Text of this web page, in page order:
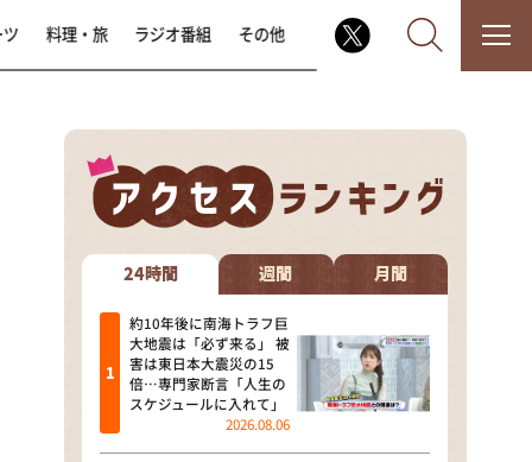
なるみ・岡村の過ぎるTV
相席食堂
これ余談なんですけど・・・
～人生密着トークバラエティ！
～ やすとものいたって真剣です
探偵！ナイトスクープ
料理・旅 ラジオ番組 その他
24時間 週間 月間
約10年後に南海トラフ巨
大地震は「必ず来る」 被
害は東日本大震災の15
倍…専門家断言「人生の
スケジュールに入れて」
2026.08.06